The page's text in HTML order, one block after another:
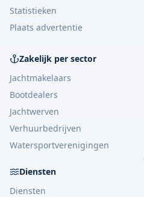
Statistieken
Plaats advertentie
Zakelijk per sector
Jachtmakelaars
Bootdealers
Jachtwerven
Verhuurbedrijven
Watersportverenigingen
Diensten
Diensten